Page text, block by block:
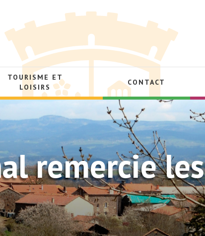
TOURISME ET
LOISIRS
CONTACT
remercie les